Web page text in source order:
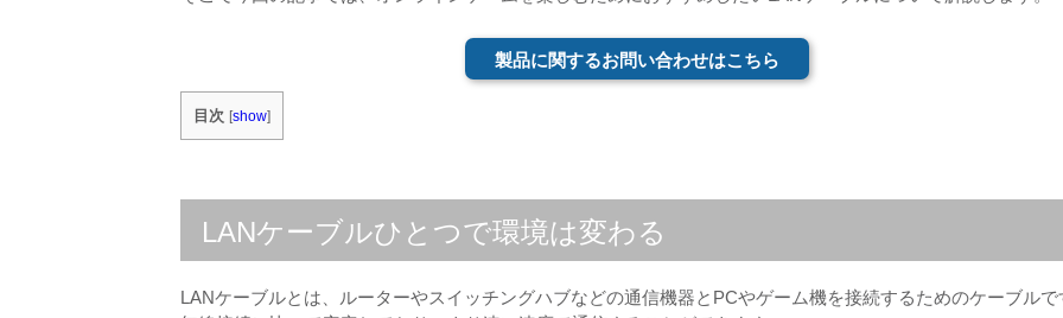
製品に関するお問い合わせはこちら
目次 [show]
LANケーブルひとつで環境は変わる
LANケーブルとは、ルーターやスイッチングハブなどの通信機器とPCやゲーム機を接続するためのケーブルで